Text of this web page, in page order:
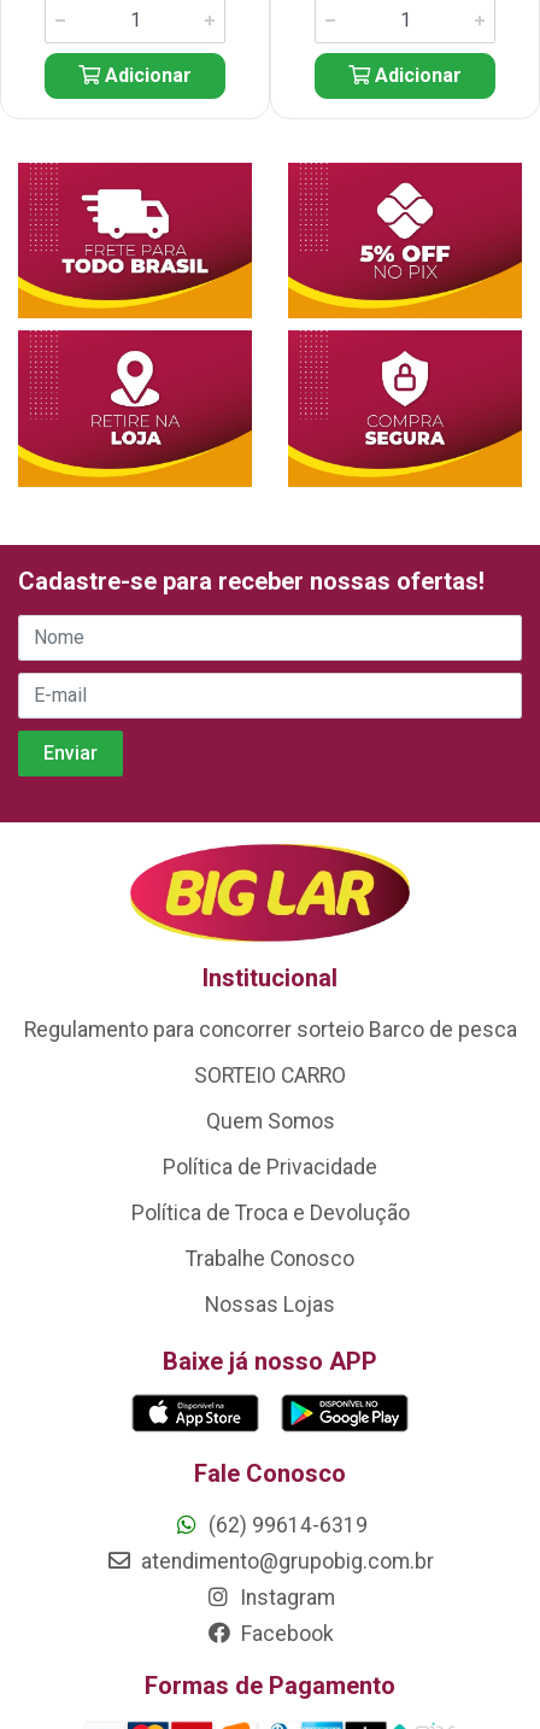
Adicionar Adicionar
Cadastre-se para receber nossas ofertas!
Institucional
Regulamento para concorrer sorteio Barco de pesca
SORTEIO CARRO
Quem Somos
Política de Privacidade
Política de Troca e Devolução
Trabalhe Conosco
Nossas Lojas
Baixe já nosso APP
Fale Conosco
(62) 99614-6319
atendimento@grupobig.com.br
Instagram
Facebook
Formas de Pagamento